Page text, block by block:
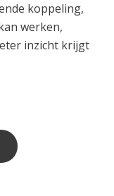
koppeling,
werken,
inzicht krijgt